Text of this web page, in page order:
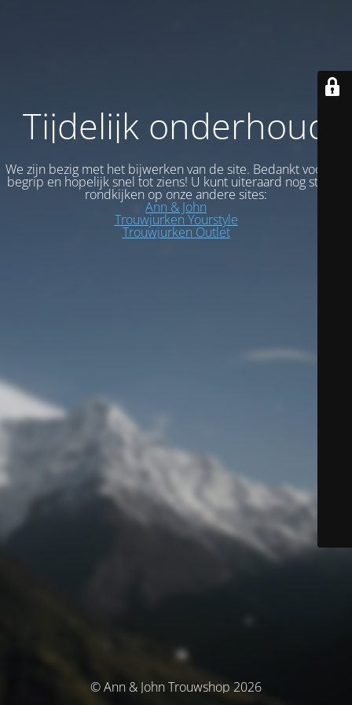
Tijdelijk onderhoud
We zijn bezig met het bijwerken van de site. Bedankt voor uw
begrip en hopelijk snel tot ziens! U kunt uiteraard nog steeds
rondkijken op onze andere sites:
Ann & John
Trouwjurken Yourstyle
Trouwjurken Outlet
© Ann & John Trouwshop 2026